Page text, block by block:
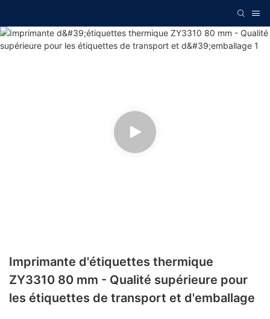
Imprimante d'étiquettes thermique
ZY3310 80 mm - Qualité supérieure pour
les étiquettes de transport et d'emballage